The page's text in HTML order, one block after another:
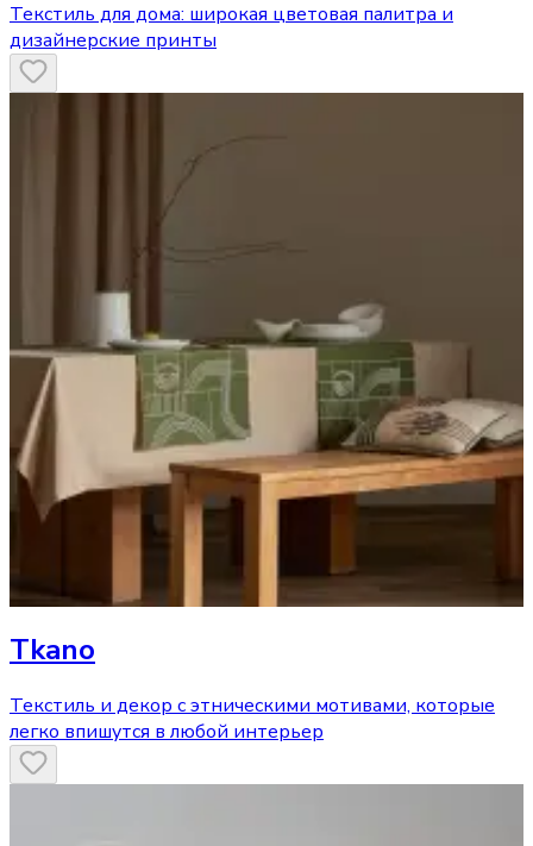
Текстиль для дома: широкая цветовая палитра и
дизайнерские принты
Tkano
Текстиль и декор с этническими мотивами, которые
легко впишутся в любой интерьер